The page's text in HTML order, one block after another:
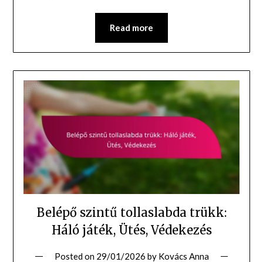
Read more
Belépő szintű tollaslabda trükk:
Háló játék, Ütés, Védekezés
Posted on 29/01/2026 by Kovács Anna